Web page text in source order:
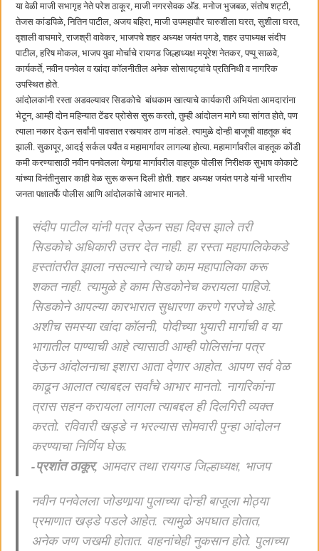
या वेळी माजी सभागृह नेते परेश ठाकूर, माजी नगरसेवक अ‍ॅड. मनोज भुजबळ, संतोष शट्टी,
तेजस कांडपिळे, नितिन पाटील, अजय बहिरा, माजी उपमहापौर चारुशीला घरत, सुशीला घरत,
वृशाली वाघमारे, राजश्री वावेकर, भाजपचे शहर अध्यक्ष जयंत पगडे, शहर उपाध्यक्ष संदीप
पाटील, हरिष मोकल, भाजप युवा मोर्चाचे रायगड जिल्हाध्यक्ष मयूरेश नेतकर, पप्पू साळवे,
कार्यकर्ते, नवीन पनवेल व खांदा कॉलनीतील अनेक सोसायट्यांचे प्रतिनिधी व नागरिक
उपस्थित होते.
आंदोलकांनी रस्ता अडवल्यावर सिडकोचे बांधकाम खात्याचे कार्यकारी अभियंता आमदारांना
भेटून, आम्ही दोन महिन्यात टेंडर प्रोसेस सुरू करतो, तुम्ही आंदोलन मागे घ्या सांगत होते, पण
त्याला नकार देऊन सर्वांनी पावसात रस्त्यावर ठाण मांडले. त्यामुळे दोन्ही बाजूची वाहतूक बंद
झाली. सुकापूर, आदई सर्कल पर्यंत व महामार्गावर लागल्या होत्या. महामार्गावरील वाहतूक कोंडी
कमी करण्यासाठी नवीन पनवेलला येणार्‍या मार्गावरील वाहतूक पोलीस निरीक्षक सुभाष कोकाटे
यांच्या विनंतीनुसार काही वेळ सुरू करून दिली होती. शहर अध्यक्ष जयंत पगडे यांनी भारतीय
जनता पक्षातर्फे पोलीस आणि आंदोलकांचे आभार मानले.
संदीप पाटील यांनी पत्र देऊन सहा दिवस झाले तरी
सिडकोचे अधिकारी उत्तर देत नाही. हा रस्ता महापालिकेकडे
हस्तांतरीत झाला नसल्याने त्याचे काम महापालिका करू
शकत नाही. त्यामुळे हे काम सिडकोनेच करायला पाहिजे.
सिडकोने आपल्या कारभारात सुधारणा करणे गरजेचे आहे.
अशीच समस्या खांदा कॉलनी, पोदीच्या भुयारी मार्गाची व या
भागातील पाण्याची आहे त्यासाठी आम्ही पोलिसांना पत्र
देऊन आंदोलनाचा इशारा आता देणार आहोत. आपण सर्व वेळ
काढून आलात त्याबद्दल सर्वांचे आभार मानतो. नागरिकांना
त्रास सहन करायला लागला त्याबद्दल ही दिलगिरी व्यक्त
करतो. रविवारी खड्डे न भरल्यास सोमवारी पुन्हा आंदोलन
करण्याचा निर्णिय घेऊ.
-प्रशांत ठाकूर, आमदार तथा रायगड जिल्हाध्यक्ष, भाजप
नवीन पनवेलला जोडणार्‍या पुलाच्या दोन्ही बाजूला मोठ्या
प्रमाणात खड्डे पडले आहेत. त्यामुळे अपघात होतात,
अनेक जण जखमी होतात. वाहनांचेही नुकसान होते. पुलाच्या